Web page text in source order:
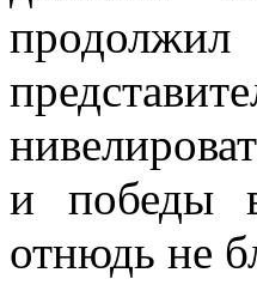
и победы
отнюдь не